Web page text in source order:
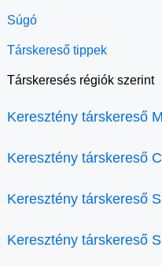
Súgó
Társkereső tippek
Társkeresés régiók szerint
Keresztény társkereső
Keresztény társkereső
Keresztény társkereső
Keresztény társkereső